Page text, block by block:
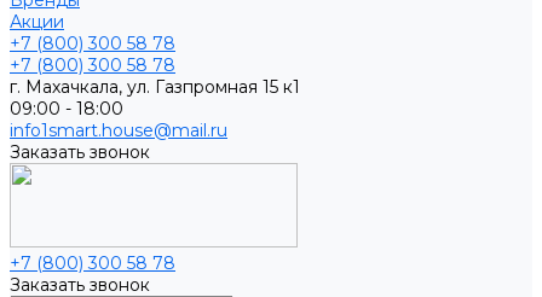
Акции
+7 (800) 300 58 78
+7 (800) 300 58 78
г. Махачкала, ул. Газпромная 15 к1
09:00 - 18:00
info1smart.house@mail.ru
Заказать звонок
+7 (800) 300 58 78
Заказать звонок